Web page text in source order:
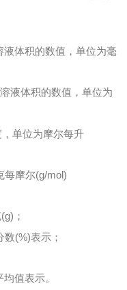
体积的数值，单位为毫
液体积的数值，单位为
单位为摩尔每升
每摩尔(g/mol)
；
(%)表示；
值表示。